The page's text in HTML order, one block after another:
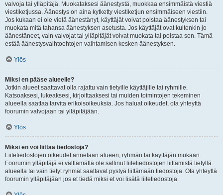
valvoja tai ylläpitäjä. Muokataksesi äänestystä, muokkaa ensimmäistä viestiä
viestiketjussa. Äänestys on aina kytketty viestiketjun ensimmäiseen viestiin.
Jos kukaan ei ole vielä äänestänyt, käyttäjät voivat poistaa äänestyksen tai
muokata mitä tahansa äänestyksen asetusta. Jos käyttäjät ovat kuitenkin jo
äänestäneet, vain valvojat tai ylläpitäjät voivat muokata tai poistaa sen. Tämä
estää äänestysvaihtoehtojen vaihtamisen kesken äänestyksen.
Ylös
Miksi en pääse alueelle?
Jotkin alueet saattavat olla rajattu vain tietyille käyttäjille tai ryhmille.
Katsoaksesi, lukeaksesi, kirjoittaaksesi tai muiden toimintojen tekeminen
alueella saattaa tarvita erikoisoikeuksia. Jos haluat oikeudet, ota yhteyttä
foorumin valvojaan tai ylläpitäjään.
Ylös
Miksi en voi liittää tiedostoja?
Liitetiedostojen oikeudet annetaan alueen, ryhmän tai käyttäjän mukaan.
Foorumin ylläpitäjä ei välttämättä ole sallinut liitetiedostojen liittämistä tietyllä
alueella tai vain tietyt ryhmät saattavat pystyä liittämään tiedostoja. Ota yhteyttä
foorumin ylläpitäjään jos et tiedä miksi et voi lisätä liitetiedostoja.